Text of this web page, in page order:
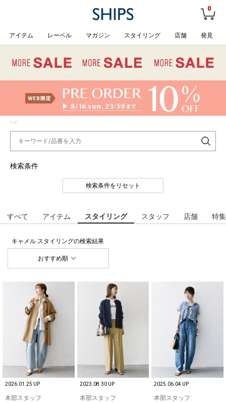
0
アイテム レーベル マガジン スタイリング 店舗 発見
TOP
検索条件
検索条件をリセット
すべて アイテム スタイリング スタッフ 店舗 特集
キャメル スタイリングの検索結果
おすすめ順
2026.01.25 UP
本部スタッフ
2023.08.30 UP
本部スタッフ
2025.06.04 UP
本部スタッフ